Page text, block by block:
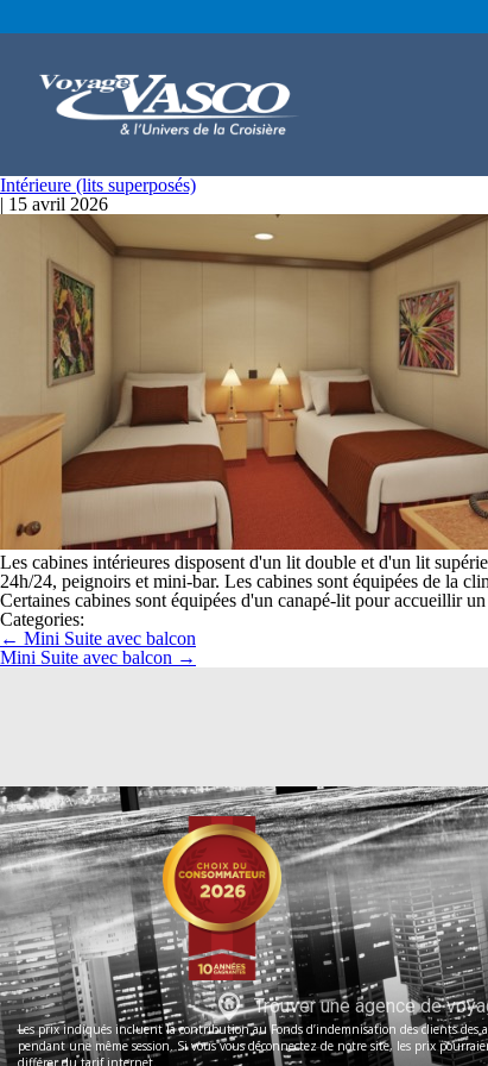
Intérieure (lits superposés)
| 15 avril 2026
Les cabines intérieures disposent d'un lit double et d'un lit
24h/24, peignoirs et mini-bar. Les cabines sont équipées de la
Certaines cabines sont équipées d'un canapé-lit pour accueillir
Categories:
← Mini Suite avec balcon
Mini Suite avec balcon →
Trouver une agence de
Les prix indiqués incluent la contribution au Fonds d’indemnisation des clients des
pendant une même session. Si vous vous déconnectez de notre site, les prix